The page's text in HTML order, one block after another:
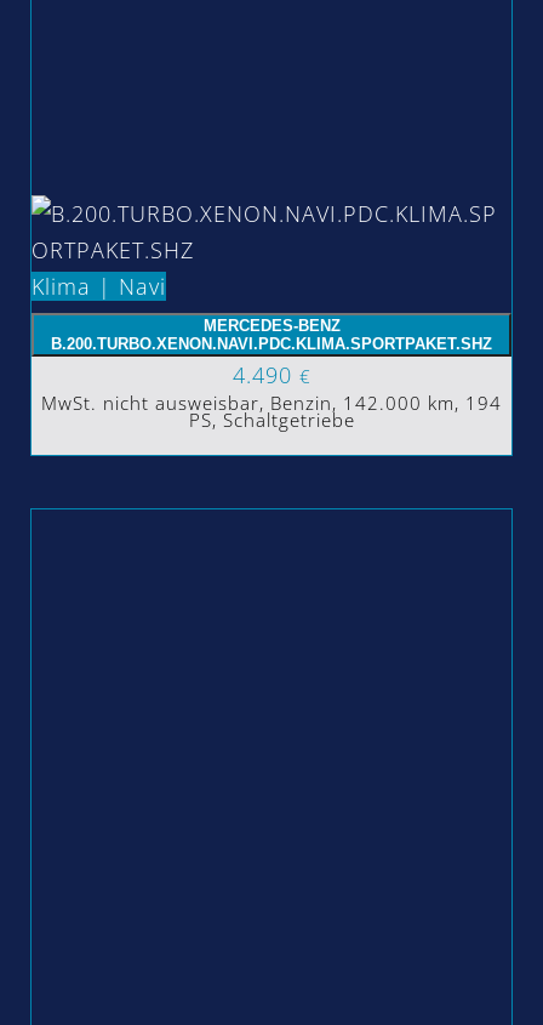
Klima | Navi
MERCEDES-BENZ
B.200.TURBO.XENON.NAVI.PDC.KLIMA.SPORTPAKET.SHZ
4.490 €
MwSt. nicht ausweisbar, Benzin, 142.000 km, 194
PS, Schaltgetriebe